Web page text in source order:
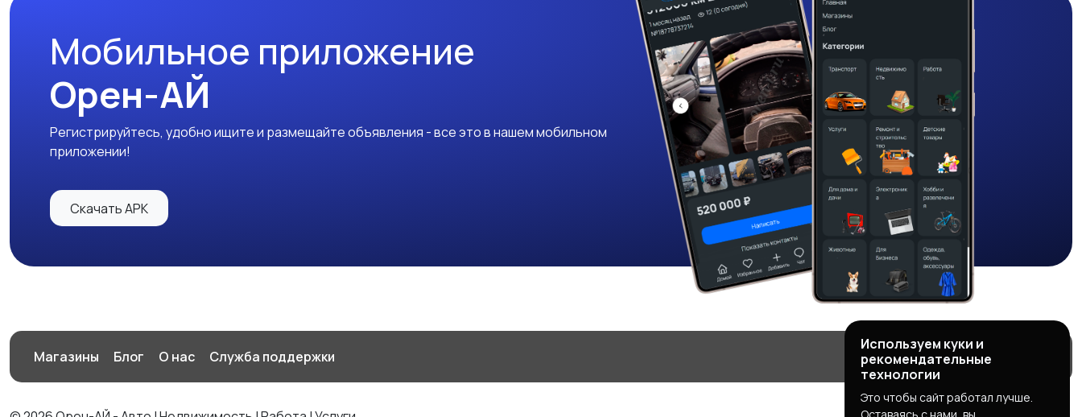
Мобильное приложение
Орен-АЙ
Регистрируйтесь, удобно ищите и размещайте объявления - все это в нашем мобильном
приложении!
Скачать APK
Магазины Блог О нас Служба поддержки
Используем куки и
рекомендательные
технологии
Это чтобы сайт работал лучше.